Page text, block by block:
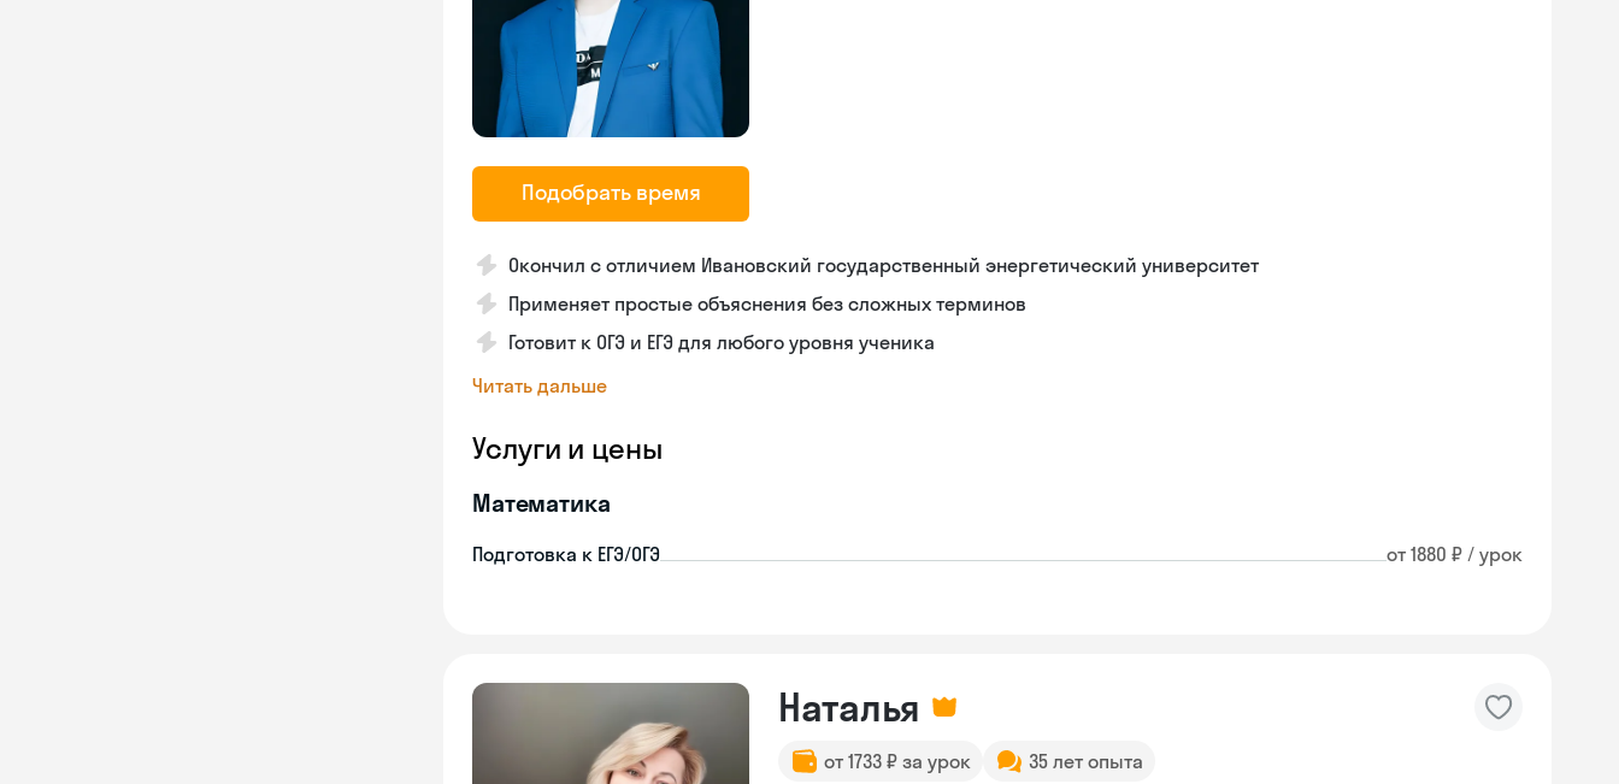
Подобрать время
Окончил с отличием Ивановский государственный энергетический университет
Применяет простые объяснения без сложных терминов
Готовит к ОГЭ и ЕГЭ для любого уровня ученика
Читать дальше
Услуги и цены
Математика
Подготовка к ЕГЭ/ОГЭ от 1880 ₽ / урок
Наталья
от 1733 ₽ за урок 35 лет опыта